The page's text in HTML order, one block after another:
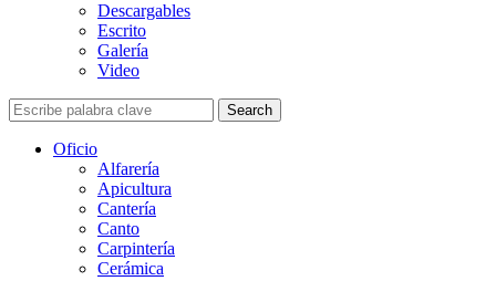
Descargables
Escrito
Galería
Video
Search
Oficio
Alfarería
Apicultura
Cantería
Canto
Carpintería
Cerámica